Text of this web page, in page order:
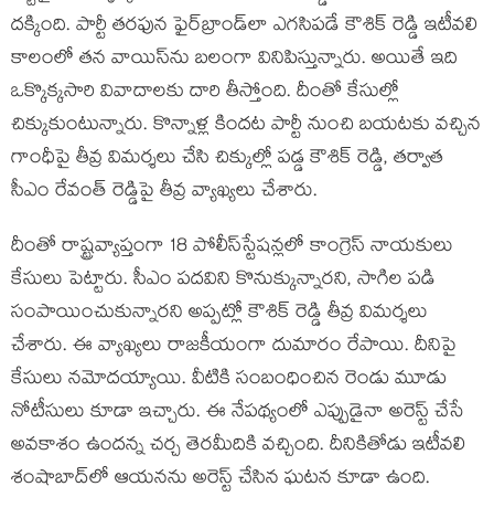
దక్కింది. పార్టీ తరఫున ఫైర్‌బ్రాండ్‌లా ఎగసిపడే కౌశిక్ రెడ్డి ఇటీవలి
కాలంలో తన వాయిస్‌ను బలంగా వినిపిస్తున్నారు. అయితే ఇది
ఒక్కొక్కసారి వివాదాలకు దారి తీస్తోంది. దీంతో కేసుల్లో
చిక్కుకుంటున్నారు. కొన్నాళ్ల కిందట పార్టీ నుంచి బయటకు వచ్చిన
గాంధీపై తీవ్ర విమర్శలు చేసి చిక్కుల్లో పడ్డ కౌశిక్ రెడ్డి, తర్వాత
సీఎం రేవంత్ రెడ్డిపై తీవ్ర వ్యాఖ్యలు చేశారు.
దీంతో రాష్ట్రవ్యాప్తంగా 18 పోలీస్‌స్టేషన్లలో కాంగ్రెస్ నాయకులు
కేసులు పెట్టారు. సీఎం పదవిని కొనుక్కున్నారని, సాగిల పడి
సంపాయించుకున్నారని అప్పట్లో కౌశిక్ రెడ్డి తీవ్ర విమర్శలు
చేశారు. ఈ వ్యాఖ్యలు రాజకీయంగా దుమారం రేపాయి. దీనిపై
కేసులు నమోదయ్యాయి. వీటికి సంబంధించిన రెండు మూడు
నోటీసులు కూడా ఇచ్చారు. ఈ నేపథ్యంలో ఎప్పుడైనా అరెస్ట్ చేసే
అవకాశం ఉందన్న చర్చ తెరమీదికి వచ్చింది. దీనికితోడు ఇటీవలి
శంషాబాద్‌లో ఆయనను అరెస్ట్ చేసిన ఘటన కూడా ఉంది.